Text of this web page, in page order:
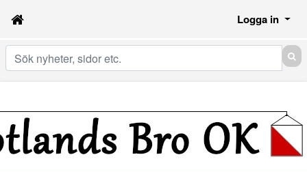
Logga in
Sök